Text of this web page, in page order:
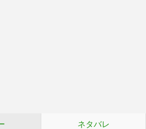
ネタバレ